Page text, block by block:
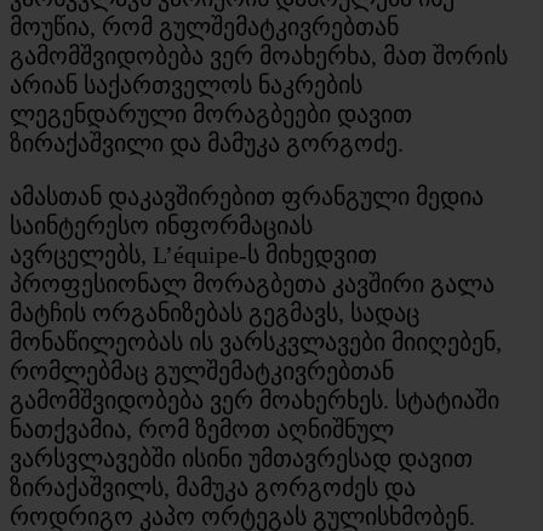
მოუწია, რომ გულშემატკივრებთან
გამომშვიდობება ვერ მოახერხა, მათ შორის
არიან საქართველოს ნაკრების
ლეგენდარული მორაგბეები დავით
ზირაქაშვილი და მამუკა გორგოძე.
ამასთან დაკავშირებით ფრანგული მედია
საინტერესო ინფორმაციას
ავრცელებს, L’équipe-ს მიხედვით
პროფესიონალ მორაგბეთა კავშირი გალა
მატჩის ორგანიზებას გეგმავს, სადაც
მონაწილეობას ის ვარსკვლავები მიიღებენ,
რომლებმაც გულშემატკივრებთან
გამომშვიდობება ვერ მოახერხეს. სტატიაში
ნათქვამია, რომ ზემოთ აღნიშნულ
ვარსვლავებში ისინი უმთავრესად დავით
ზირაქაშვილს, მამუკა გორგოძეს და
როდრიგო კაპო ორტეგას გულისხმობენ.